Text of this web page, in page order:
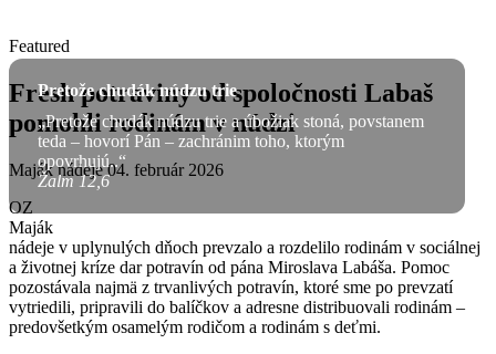
Pretože chudák núdzu trie
„Pretože chudák núdzu trie a úbožiak stoná, povstanem
teda – hovorí Pán – zachránim toho, ktorým
opovrhujú..“
Žalm 12,6
Featured
Fresh potraviny od spoločnosti Labaš
pomohli rodinám v núdzi
Maják nádeje 04. február 2026
OZ
Maják
nádeje v uplynulých dňoch prevzalo a rozdelilo rodinám v sociálnej
a životnej kríze dar potravín od pána Miroslava Labáša. Pomoc
pozostávala najmä z trvanlivých potravín, ktoré sme po prevzatí
vytriedili, pripravili do balíčkov a adresne distribuovali rodinám –
predovšetkým osamelým rodičom a rodinám s deťmi.